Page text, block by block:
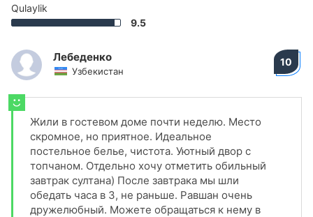
Qulaylik
9.5
Лебеденко
Узбекистан
10
Жили в гостевом доме почти неделю. Место
скромное, но приятное. Идеальное
постельное белье, чистота. Уютный двор с
топчаном. Отдельно хочу отметить обильный
завтрак султана) После завтрака мы шли
обедать часа в 3, не раньше. Равшан очень
дружелюбный. Можете обращаться к нему в